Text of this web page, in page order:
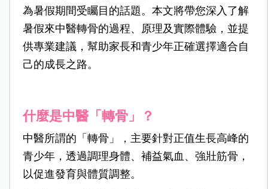
為暑假期間受矚目的話題。本文將帶您深入了解
暑假來中醫轉骨的過程、原理及實際體驗，並提
供專業建議，幫助家長和青少年正確選擇適合自
己的成長之路。
什麼是中醫「轉骨」？
中醫所謂的「轉骨」，主要針對正值生長高峰的
青少年，透過調理身體、補益氣血、強壯筋骨，
以促進發育與體質調整。